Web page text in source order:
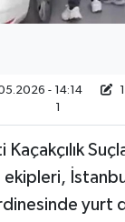
- 14:14
1
ekipleri,
yurt